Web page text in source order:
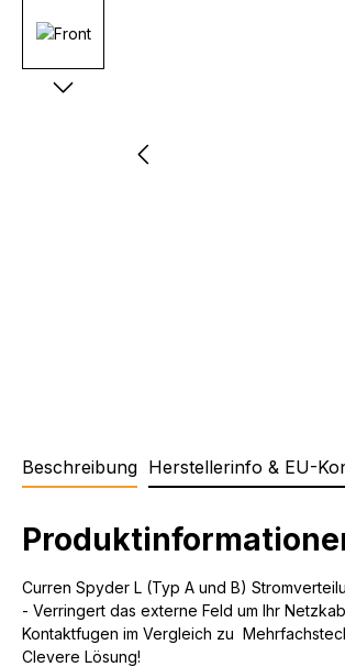
Beschreibung Herstellerinfo & EU-
Curren Spyder L (Typ A und B)
- Verringert das externe Feld um Ihr
Kontaktfugen im Vergleich zu
Clevere Lösung!